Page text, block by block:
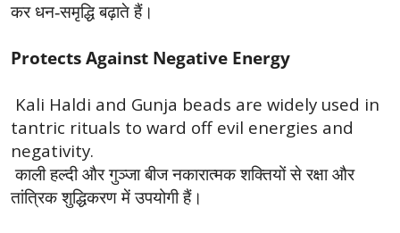
कर धन-समृद्धि बढ़ाते हैं।
Protects Against Negative Energy
Kali Haldi and Gunja beads are widely used in
tantric rituals to ward off evil energies and
negativity.
काली हल्दी और गुञ्जा बीज नकारात्मक शक्तियों से रक्षा और
तांत्रिक शुद्धिकरण में उपयोगी हैं।